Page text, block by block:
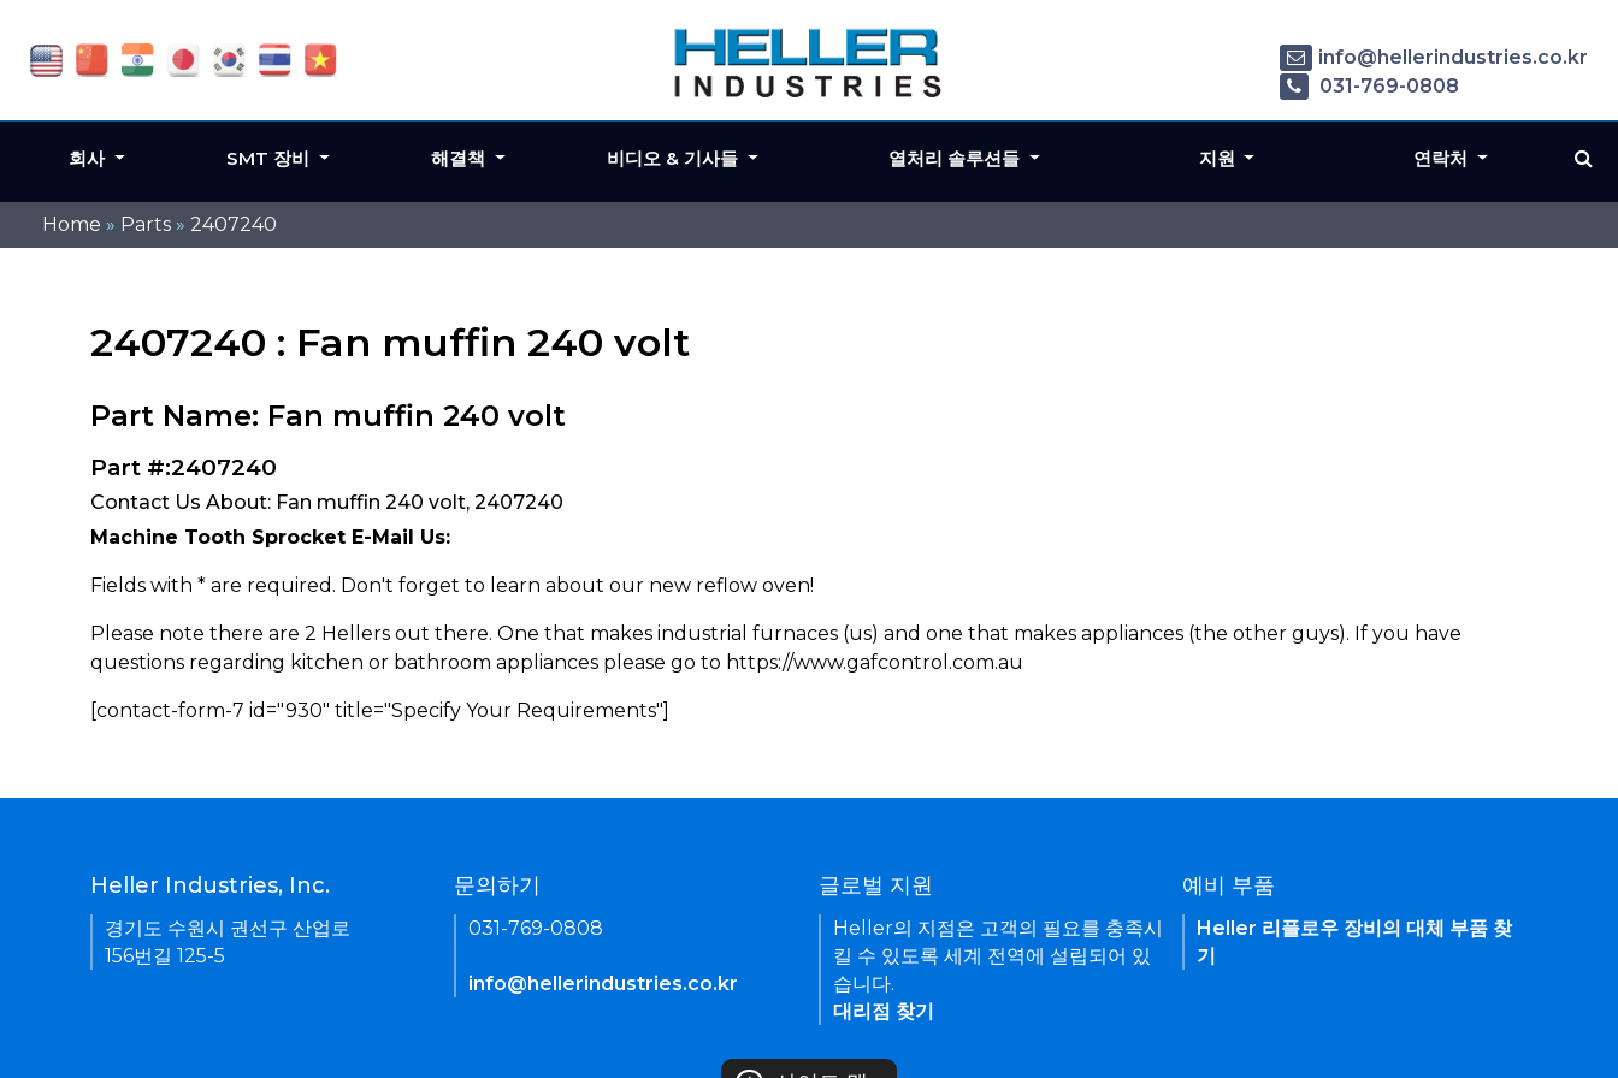
Home » Parts » 2407240
2407240 : Fan muffin 240 volt
Part Name: Fan muffin 240 volt
Part #:2407240
Contact Us About: Fan muffin 240 volt, 2407240
Machine Tooth Sprocket E-Mail Us:
Fields with * are required. Don't forget to learn about our new reflow oven!
Please note there are 2 Hellers out there. One that makes industrial furnaces (us) and one that makes appliances (the other guys). If you have
questions regarding kitchen or bathroom appliances please go to https://www.gafcontrol.com.au
[contact-form-7 id="930" title="Specify Your Requirements"]
info@hellerindustries.co.kr
031-769-0808
회사 SMT 장비 해결책 비디오 & 기사들 열처리 솔루션들 지원 연락처
Heller Industries, Inc.
경기도 수원시 권선구 산업로
156번길 125-5
문의하기
031-769-0808
info@hellerindustries.co.kr
글로벌 지원
Heller의 지점은 고객의 필요를 충족시
킬 수 있도록 세계 전역에 설립되어 있
습니다.
대리점 찾기
예비 부품
Heller 리플로우 장비의 대체 부품 찾
기